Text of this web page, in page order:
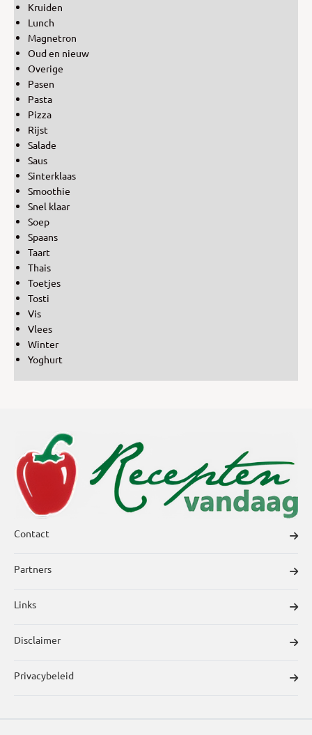
Kruiden
Lunch
Magnetron
Oud en nieuw
Overige
Pasen
Pasta
Pizza
Rijst
Salade
Saus
Sinterklaas
Smoothie
Snel klaar
Soep
Spaans
Taart
Thais
Toetjes
Tosti
Vis
Vlees
Winter
Yoghurt
Contact
Partners
Links
Disclaimer
Privacybeleid